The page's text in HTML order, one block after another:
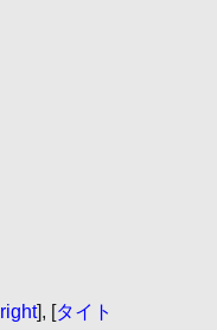
right], [タイト